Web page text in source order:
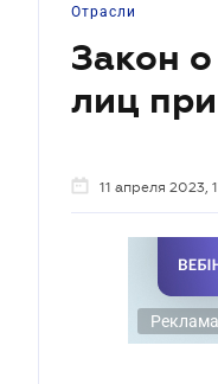
Отрасли
Закон
лиц
11 апреля 2023,
Реклама